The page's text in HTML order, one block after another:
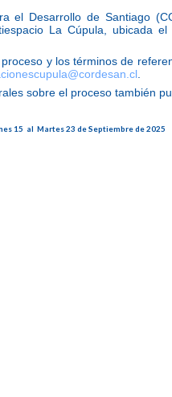
el Desarrollo de Santiago
La Cúpula, ubicada
y los términos de
cl
sobre el proceso también
15 al Martes 23 de Septiembre de 2025